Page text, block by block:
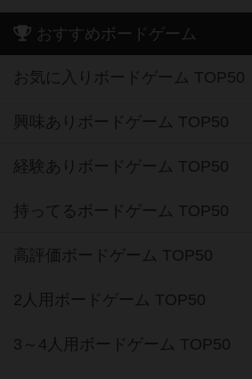
おすすめボードゲーム
お気に入りボードゲーム TOP50
興味ありボードゲーム TOP50
経験ありボードゲーム TOP50
持ってるボードゲーム TOP50
高評価ボードゲーム TOP50
2人用ボードゲーム TOP50
3～4人用ボードゲーム TOP50